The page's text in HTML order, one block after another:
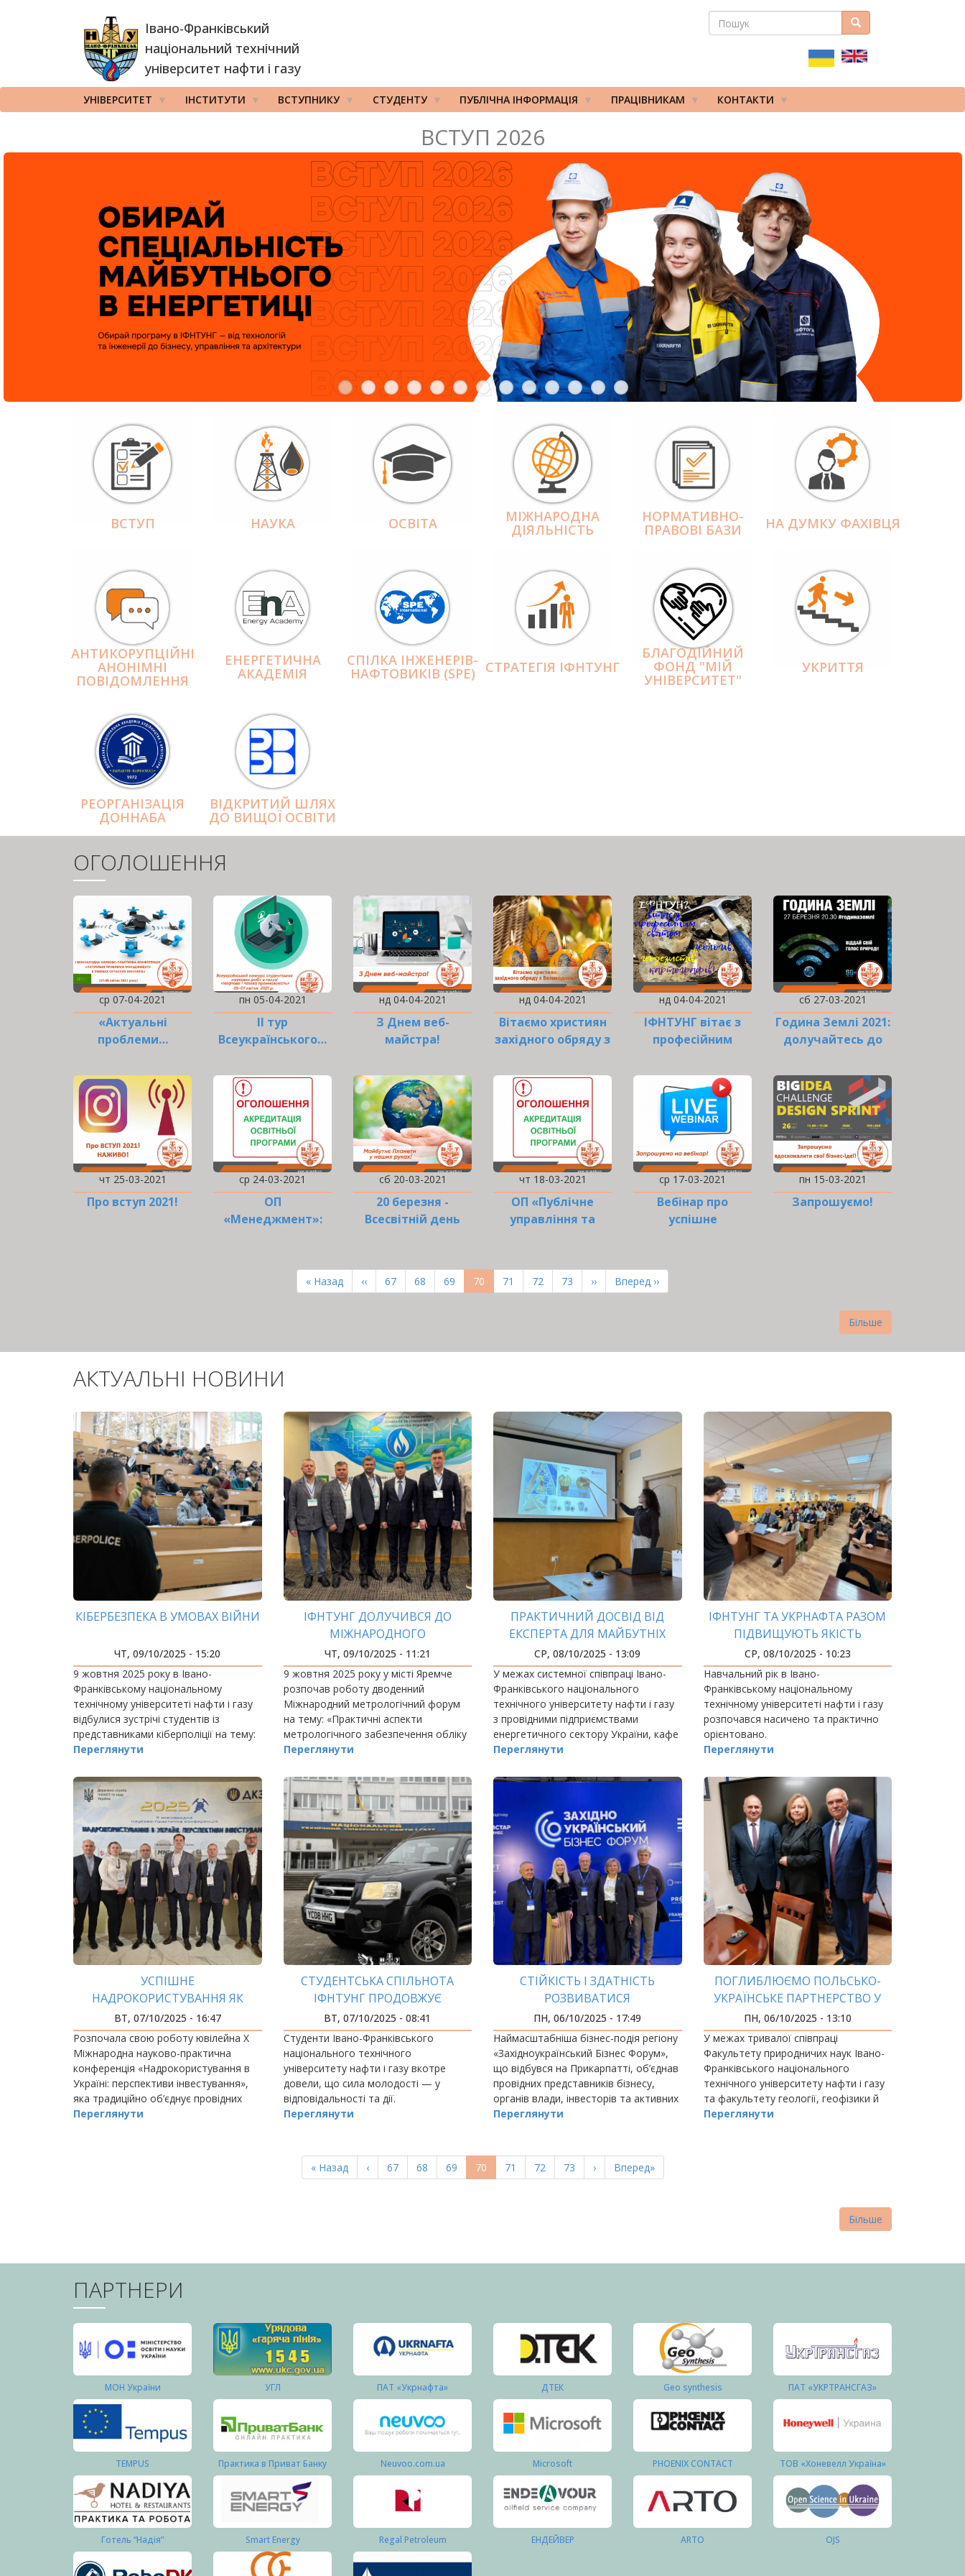
Івано-Франківський
національний технічний
університет нафти і газу
ПОШУКОВА
ПОШУК Пошук
УНІВЕРСИТЕТ ІНСТИТУТИ ВСТУПНИКУ СТУДЕНТУ ПУБЛІЧНА ІНФОРМАЦІЯ ПРАЦІВНИКАМ КОНТАКТИ
ВСТУП 2026
ВСТУП НАУКА ОСВІТА МІЖНАРОДНА
ДІЯЛЬНІCТЬ
НОРМАТИВНО-
ПРАВОВІ БАЗИ НА ДУМКУ ФАХІВЦЯ
АНТИКОРУПЦІЙНІ
АНОНІМНІ
ПОВІДОМЛЕННЯ
ЕНЕРГЕТИЧНА
АКАДЕМІЯ
СПІЛКА ІНЖЕНЕРІВ-
НАФТОВИКІВ (SPE) СТРАТЕГІЯ ІФНТУНГ
БЛАГОДІЙНИЙ
ФОНД "МІЙ
УНІВЕРСИТЕТ"
УКРИТТЯ
РЕОРГАНІЗАЦІЯ
ДОННАБА
ВІДКРИТИЙ ШЛЯХ
ДО ВИЩОЇ ОСВІТИ
ОГОЛОШЕННЯ
ср 07-04-2021
«Актуальні
проблеми…
пн 05-04-2021
ІІ тур
Всеукраїнського…
нд 04-04-2021
З Днем веб-
майстра!
нд 04-04-2021
Вітаємо християн
західного обряду з
нд 04-04-2021
ІФНТУНГ вітає з
професійним
сб 27-03-2021
Година Землі 2021:
долучайтесь до
чт 25-03-2021
Про вступ 2021!
ср 24-03-2021
ОП
«Менеджмент»:
сб 20-03-2021
20 березня -
Всесвітній день
чт 18-03-2021
ОП «Публічне
управління та
експертної групи
ср 17-03-2021
Вебінар про
успішне
пн 15-03-2021
Запрошуємо!
Перша
сторінка
« Назад
Попередня
сторінка
‹‹ Page
67 Page
68 Page
69
Поточна
сторінка
70 Page
71 Page
72 Page
73
Наступна
сторінка
››
Остання
сторінка
Вперед ››
Більше
АКТУАЛЬНІ НОВИНИ
КІБЕРБЕЗПЕКА В УМОВАХ ВІЙНИ
ЧТ, 09/10/2025 - 15:20
9 жовтня 2025 року в Івано-
Франківському національному
технічному університеті нафти і газу
відбулися зустрічі студентів із
представниками кіберполіції на тему:
«Кіберзлочинність та безпека в
Переглянути
ІФНТУНГ ДОЛУЧИВСЯ ДО
МІЖНАРОДНОГО
МЕТРОЛОГІЧНОГО ФОРУМУ
ЧТ, 09/10/2025 - 11:21
9 жовтня 2025 року у місті Яремче
розпочав роботу дводенний
Міжнародний метрологічний форум
на тему: «Практичні аспекти
метрологічного забезпечення обліку
природного та відновлювальних газів
Переглянути
ПРАКТИЧНИЙ ДОСВІД ВІД
ЕКСПЕРТА ДЛЯ МАЙБУТНІХ
ІНЖЕНЕРІВ-НАФТОВИКІВ
СР, 08/10/2025 - 13:09
У межах системної співпраці Івано-
Франківського національного
технічного університету нафти і газу
з провідними підприємствами
енергетичного сектору України, кафе
Переглянути
ІФНТУНГ ТА УКРНАФТА РАЗОМ
ПІДВИЩУЮТЬ ЯКІСТЬ
ПІДГОТОВКИ ФАХІВЦІВ
СР, 08/10/2025 - 10:23
Навчальний рік в Івано-
Франківському національному
технічному університеті нафти і газу
розпочався насичено та практично
орієнтовано.
Переглянути
УСПІШНЕ
НАДРОКОРИСТУВАННЯ ЯК
ВИКЛИК НАЦІОНАЛЬНОГО
МАСШТАБУ
ВТ, 07/10/2025 - 16:47
Розпочала свою роботу ювілейна Х
Міжнародна науково-практична
конференція «Надрокористування в
Україні: перспективи інвестування»,
яка традиційно об’єднує провідних
фахівців галузі, науковців,
Переглянути
СТУДЕНТСЬКА СПІЛЬНОТА
ІФНТУНГ ПРОДОВЖУЄ
ПІДТРИМУВАТИ ЗСУ
ВТ, 07/10/2025 - 08:41
Студенти Івано-Франківського
національного технічного
університету нафти і газу вкотре
довели, що сила молодості — у
відповідальності та дії.
Переглянути
СТІЙКІСТЬ І ЗДАТНІСТЬ
РОЗВИВАТИСЯ
ПН, 06/10/2025 - 17:49
Наймасштабніша бізнес-подія регіону
«Західноукраїнський Бізнес Форум»,
що відбувся на Прикарпатті, об’єднав
провідних представників бізнесу,
органів влади, інвесторів та активних
громадян для обговорення
Переглянути
ПОГЛИБЛЮЄМО ПОЛЬСЬКО-
УКРАЇНСЬКЕ ПАРТНЕРСТВО У
СФЕРІ ОСВІТИ ТА НАУКИ
ПН, 06/10/2025 - 13:10
У межах тривалої співпраці
Факультету природничих наук Івано-
Франківського національного
технічного університету нафти і газу
та факультету геології, геофізики й
охорони навколишнього середовища
Переглянути
Перша
сторінка
« Назад
Попередня
сторінка
‹ Page
67 Page
68 Page
69
Поточна
сторінка
70 Page
71 Page
72 Page
73
Наступна
сторінка
›
Остання
сторінка
Вперед»
Більше
ПАРТНЕРИ
МОН України УГЛ ПАТ «Укрнафта» ДТЕК Geo synthesis ПАТ «УКРТРАНСГАЗ»
TEMPUS Практика в Приват Банку Neuvoo.com.ua Microsoft PHOENIX CONTACT ТОВ «Хоневелл Україна»
Готель “Надія” Smart Energy Regal Petroleum ЕНДЕЙВЕР ARTO OJS